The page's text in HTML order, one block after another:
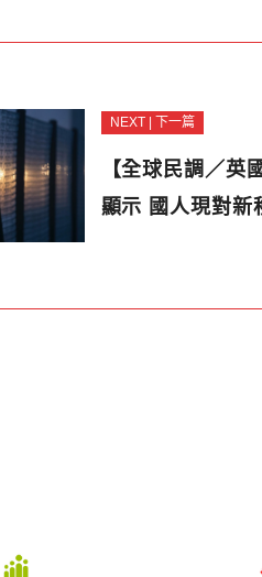
NEXT | 下一篇
【全球民調／英
顯示 國人現對新